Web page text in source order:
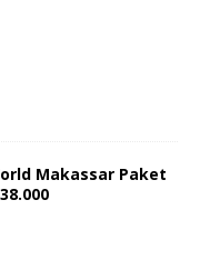
Makassar Paket